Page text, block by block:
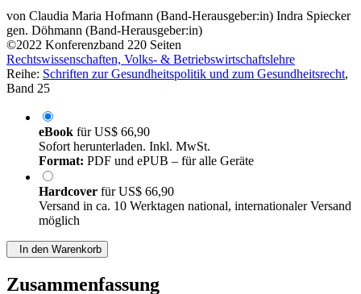
von Claudia Maria Hofmann (Band-Herausgeber:in) Indra Spiecker
gen. Döhmann (Band-Herausgeber:in)
©2022 Konferenzband 220 Seiten
Rechtswissenschaften, Volks- & Betriebswirtschaftslehre
Reihe: Schriften zur Gesundheitspolitik und zum Gesundheitsrecht,
Band 25
eBook fürUS$ 66,90
Sofort herunterladen. Inkl. MwSt.
Format: PDF und ePUB – für alle Geräte
Hardcover fürUS$ 66,90
Versand in ca. 10 Werktagen national, internationaler Versand
möglich
In den Warenkorb
Zusammenfassung